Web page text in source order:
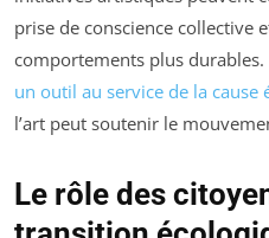
prise de conscience collective
comportements plus
un outil au service de la cause
l’art peut soutenir le
Le rôle des